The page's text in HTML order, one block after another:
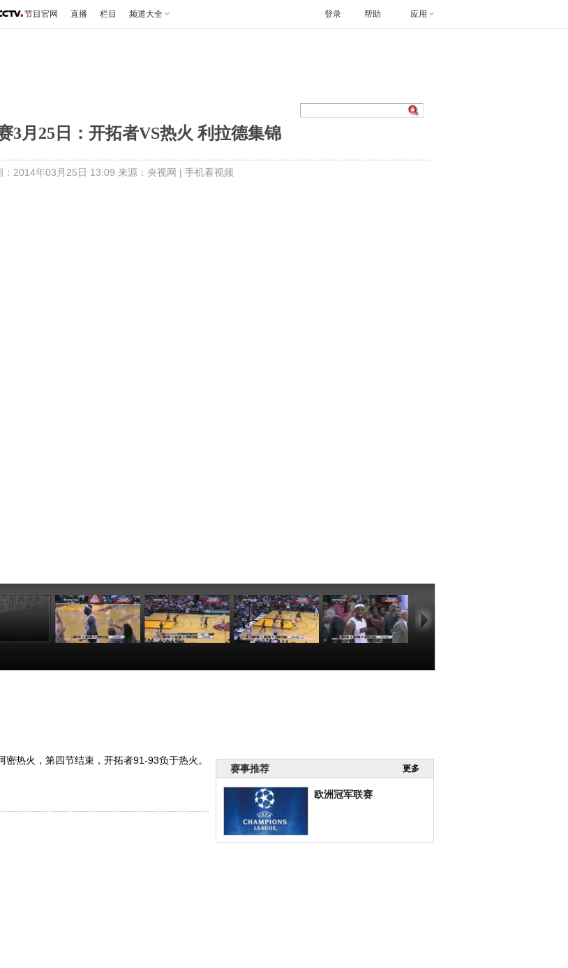
节目官网 直播 栏目 频道大全 帮助 应用
登录
3月25日：开拓者VS热火 利拉德集锦
：2014年03月25日 13:09 来源：央视网 | 手机看视频
线生机
2+1势不可挡
森接球滑翔扣篮
顺下飘逸上篮
线得球再送暴扣
赛事推荐 更多
欧洲冠军联赛
热火，第四节结束，开拓者91-93负于热火。